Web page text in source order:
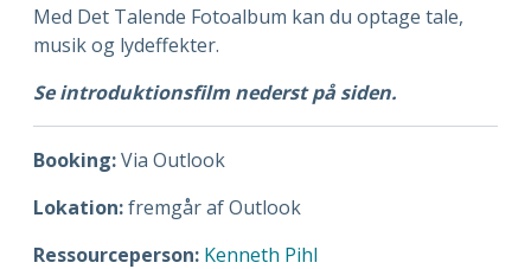
Med Det Talende Fotoalbum kan du optage tale,
musik og lydeffekter.
Se introduktionsfilm nederst på siden.
Booking:Via Outlook
Lokation:fremgår af Outlook
Ressourceperson: Kenneth Pihl